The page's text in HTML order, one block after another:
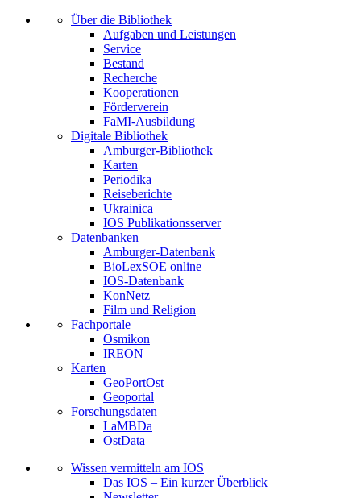
Über die Bibliothek
Aufgaben und Leistungen
Service
Bestand
Recherche
Kooperationen
Förderverein
FaMI-Ausbildung
Digitale Bibliothek
Amburger-Bibliothek
Karten
Periodika
Reiseberichte
Ukrainica
IOS Publikationsserver
Datenbanken
Amburger-Datenbank
BioLexSOE online
IOS-Datenbank
KonNetz
Film und Religion
Fachportale
Osmikon
IREON
Karten
GeoPortOst
Geoportal
Forschungsdaten
LaMBDa
OstData
Wissen vermitteln am IOS
Das IOS – Ein kurzer Überblick